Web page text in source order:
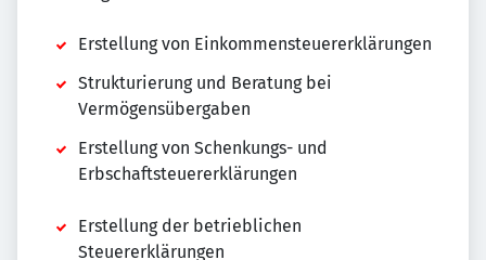
Erstellung von Einkommensteuererklärungen
Strukturierung und Beratung bei
Vermögensübergaben
Erstellung von Schenkungs- und
Erbschaftsteuererklärungen
Erstellung der betrieblichen
Steuererklärungen